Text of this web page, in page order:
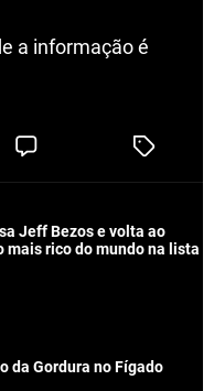
a informação é
C
e
T
e
Jeff Bezos e volta ao
mais rico do mundo na lista
da Gordura no Fígado